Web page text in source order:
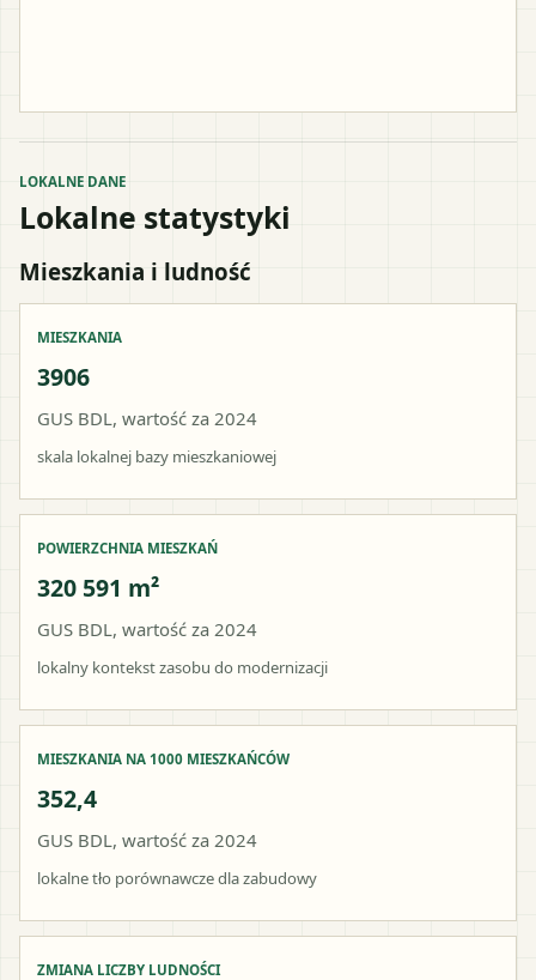
LOKALNE DANE
Lokalne statystyki
Mieszkania i ludność
MIESZKANIA
3906
GUS BDL, wartość za 2024
skala lokalnej bazy mieszkaniowej
POWIERZCHNIA MIESZKAŃ
320 591 m²
GUS BDL, wartość za 2024
lokalny kontekst zasobu do modernizacji
MIESZKANIA NA 1000 MIESZKAŃCÓW
352,4
GUS BDL, wartość za 2024
lokalne tło porównawcze dla zabudowy
ZMIANA LICZBY LUDNOŚCI